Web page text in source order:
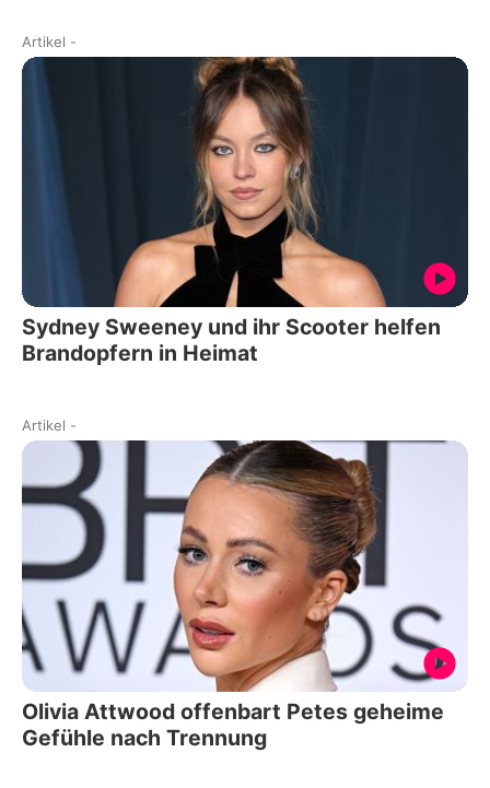
Artikel -
Sydney Sweeney und ihr Scooter helfen
Brandopfern in Heimat
Artikel -
Olivia Attwood offenbart Petes geheime
Gefühle nach Trennung